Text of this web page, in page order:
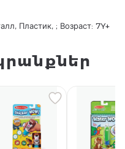
Пластик, ; Возраст: 7Y+